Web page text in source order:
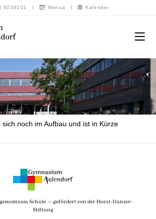
9238101 I Mensa I Kalender
noch im Aufbau und ist in Kürze
Schule — gefördert von der Horst-Danzer-
Stiftung